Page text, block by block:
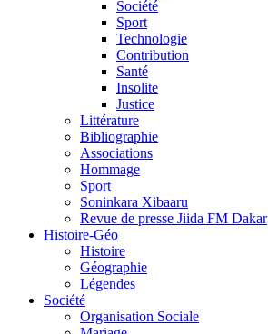
Société
Sport
Technologie
Contribution
Santé
Insolite
Justice
Littérature
Bibliographie
Associations
Hommage
Sport
Soninkara Xibaaru
Revue de presse Jiida FM Dakar
Histoire-Géo
Histoire
Géographie
Légendes
Société
Organisation Sociale